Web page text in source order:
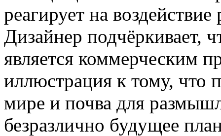
реагирует на
Дизайнер подчёркивает,
является коммерческим
иллюстрация к тому, что
мире и почва для
безразлично будущее